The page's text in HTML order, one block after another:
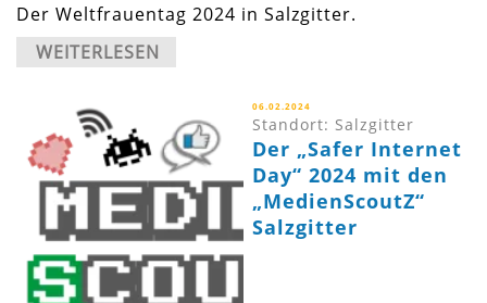
Der Weltfrauentag 2024 in Salzgitter.
WEITERLESEN
06.02.2024
Standort: Salzgitter
Der „Safer Internet
Day“ 2024 mit den
„MedienScoutZ“
Salzgitter